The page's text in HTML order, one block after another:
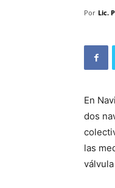
Por Lic.
En
dos
las